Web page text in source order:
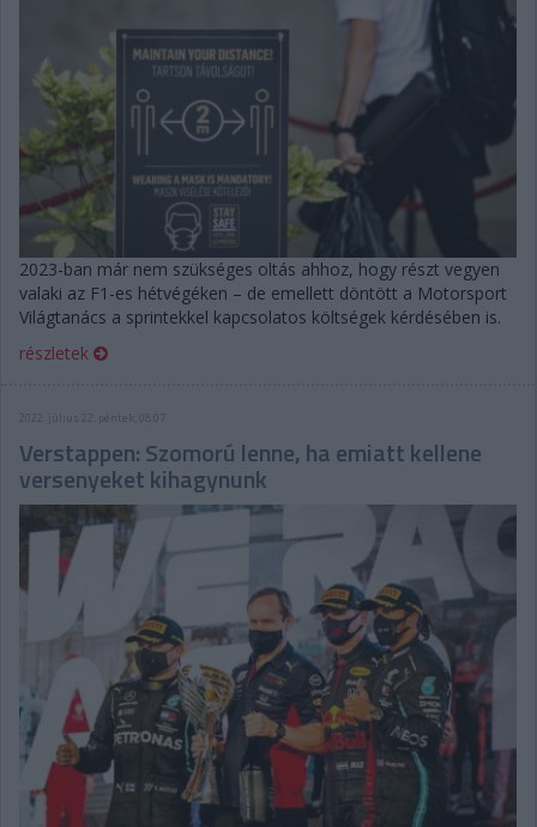
2023-ban már nem szükséges oltás ahhoz, hogy részt vegyen
valaki az F1-es hétvégéken – de emellett döntött a Motorsport
Világtanács a sprintekkel kapcsolatos költségek kérdésében is.
részletek
2022. július 22. péntek, 08:07
Verstappen: Szomorú lenne, ha emiatt kellene
versenyeket kihagynunk